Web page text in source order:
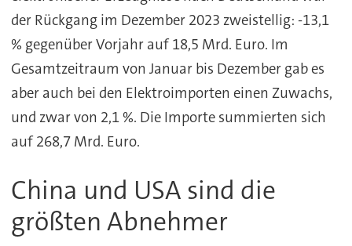
der Rückgang im Dezember 2023 zweistellig: -13,1
% gegenüber Vorjahr auf 18,5 Mrd. Euro. Im
Gesamtzeitraum von Januar bis Dezember gab es
aber auch bei den Elektroimporten einen Zuwachs,
und zwar von 2,1 %. Die Importe summierten sich
auf 268,7 Mrd. Euro.
China und USA sind die
größten Abnehmer